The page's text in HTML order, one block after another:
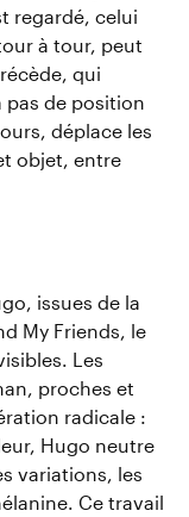
regardé, celui
à tour, peut
qui
pas de position
déplace les
objet, entre
issues de la
My Friends, le
Les
proches et
radicale :
Hugo neutre
variations, les
Ce travail